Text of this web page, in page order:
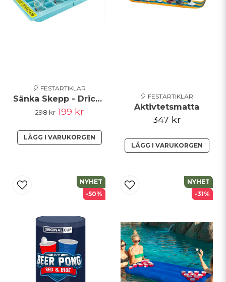
🎈 FESTARTIKLAR
Sänka Skepp - Drickaspel
298 kr 199 kr
LÄGG I VARUKORGEN
🎈 FESTARTIKLAR
Aktivtetsmatta
347 kr
LÄGG I VARUKORGEN
NYHET
-50%
NYHET
-31%